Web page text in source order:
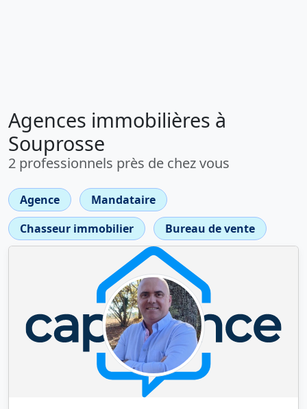
Agences immobilières à
Souprosse
2 professionnels près de chez vous
Agence
Mandataire
Chasseur immobilier
Bureau de vente